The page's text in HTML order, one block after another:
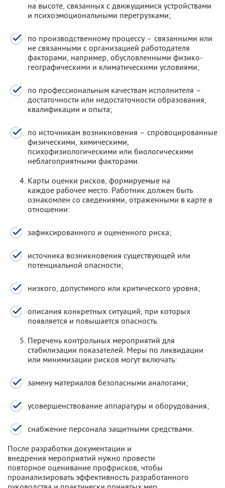
на высоте, связанных с движущимися устройствами
и психоэмоциональными перегрузками;
по производственному процессу – связанными или
не связанными с организацией работодателя
факторами, например, обусловленными физико-
географическими и климатическими условиями;
по профессиональным качествам исполнителя –
достаточности или недостаточности образования,
квалификации и опыта;
по источникам возникновения – спровоцированные
физическими, химическими,
психофизиологическими или биологическими
неблагоприятными факторами.
Карты оценки рисков, формируемые на
каждое рабочее место. Работник должен быть
ознакомлен со сведениями, отраженными в карте в
отношении:
зафиксированного и оцененного риска;
источника возникновения существующей или
потенциальной опасности;
низкого, допустимого или критического уровня;
описания конкретных ситуаций, при которых
появляется и повышается опасность.
Перечень контрольных мероприятий для
стабилизации показателей. Меры по ликвидации
или минимизации рисков могут включать:
замену материалов безопасными аналогами;
усовершенствование аппаратуры и оборудования;
снабжение персонала защитными средствами.
После разработки документации и
внедрения мероприятий нужно провести
повторное оценивание профрисков, чтобы
проанализировать эффективность разработанного